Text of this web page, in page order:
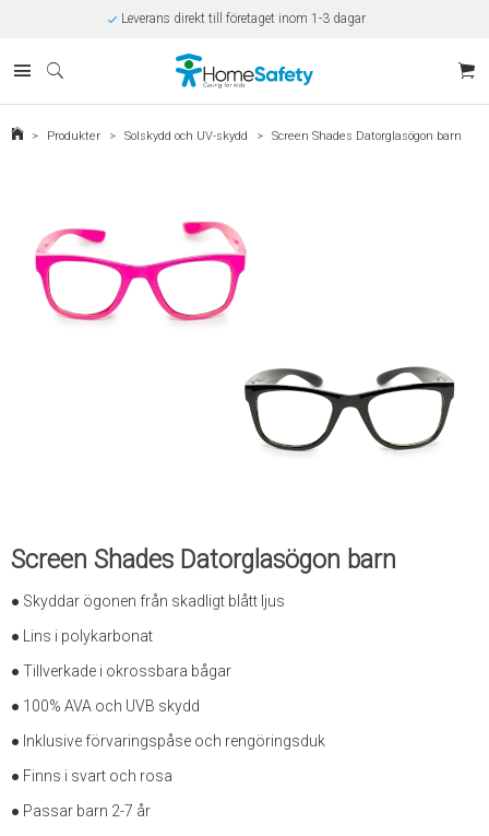
Leverans direkt till företaget inom 1-3 dagar
Rabatt på beställningar över 10.000kr/år
Kunnig kundtjänst Egen tillverkning Eget lager i Kungsbacka
> Produkter > Solskydd och UV-skydd > Screen Shades Datorglasögon barn
Screen Shades Datorglasögon barn
● Skyddar ögonen från skadligt blått ljus
● Lins i polykarbonat
● Tillverkade i okrossbara bågar
● 100% AVA och UVB skydd
● Inklusive förvaringspåse och rengöringsduk
● Finns i svart och rosa
● Passar barn 2-7 år